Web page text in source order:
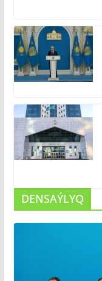
DENSAÝLYQ